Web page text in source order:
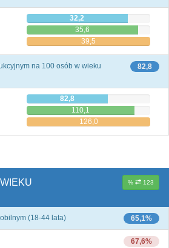
32,2
35,6
39,5
82,8
na 100 osób w wieku
82,8
110,1
126,0
% 123
65,1%
(18-44 lata)
67,6%